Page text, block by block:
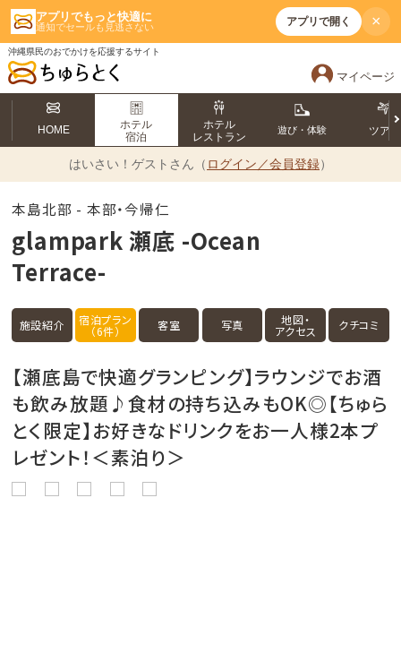
アプリでもっと快適に
通知でセールも見逃さない アプリで開く ×
沖縄県民のおでかけを応援するサイト
マイページ
HOME
ホテル
宿泊
ホテル
レストラン
遊び・体験 ツアー
はいさい！ ゲストさん（ ログイン／会員登録）
本島北部 - 本部・今帰仁
glampark 瀬底 -Ocean
Terrace-
施設紹介 宿泊プラン
（6件） 客室 写真 地図・
アクセス クチコミ
【瀬底島で快適グランピング】ラウンジでお酒
も飲み放題♪食材の持ち込みもOK◎【ちゅら
とく限定】お好きなドリンクをお一人様2本プ
レゼント！＜素泊り＞